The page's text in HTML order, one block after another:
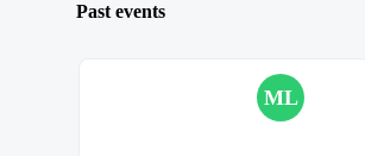
Past events
ML